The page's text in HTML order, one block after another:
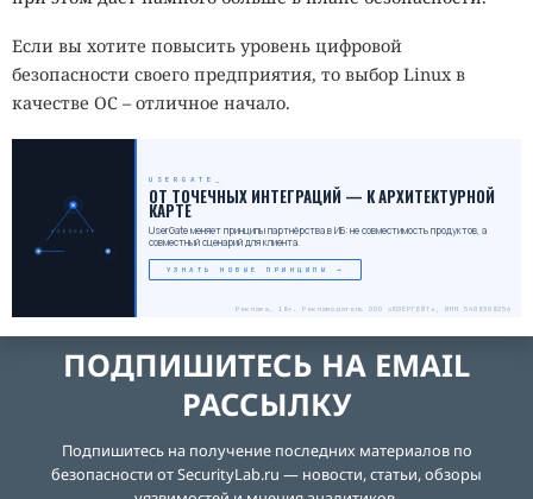
Если вы хотите повысить уровень цифровой
безопасности своего предприятия, то выбор Linux в
качестве ОС –отличное начало.
USERGATE
USERGATE
ОТ ТОЧЕЧНЫХ ИНТЕГРАЦИЙ — К АРХИТЕКТУРНОЙ
КАРТЕ
UserGate меняет принципы партнёрства в ИБ: не совместимость продуктов, а
совместный сценарий для клиента.
УЗНАТЬ НОВЫЕ ПРИНЦИПЫ →
Реклама. 18+. Рекламодатель ООО «ЮЗЕРГЕЙТ», ИНН 5408308256
ПОДПИШИТЕСЬ НА EMAIL
РАССЫЛКУ
Подпишитесь на получение последних материалов по
безопасности от SecurityLab.ru — новости, статьи, обзоры